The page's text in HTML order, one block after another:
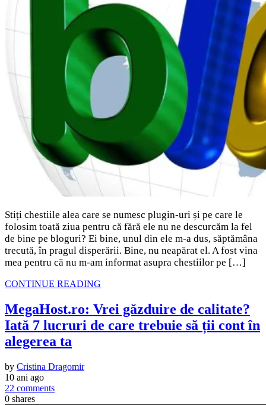
Stiți chestiile alea care se numesc plugin-uri și pe care le
folosim toată ziua pentru că fără ele nu ne descurcăm la fel
de bine pe bloguri? Ei bine, unul din ele m-a dus, săptămâna
trecută, în pragul disperării. Bine, nu neapărat el. A fost vina
mea pentru că nu m-am informat asupra chestiilor pe […]
CONTINUE READING
MegaHost.ro: Vrei găzduire de calitate?
Iată 7 lucruri de care trebuie să ții cont în
alegerea ta
by Cristina Dragomir
10 ani ago
22 comments
0 shares